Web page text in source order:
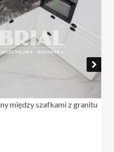
między szafkami z granitu